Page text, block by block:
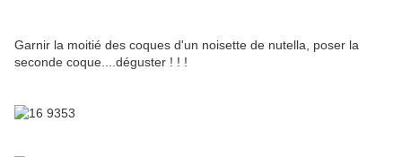
Garnir la moitié des coques d'un noisette de nutella, poser la
seconde coque....déguster ! ! !